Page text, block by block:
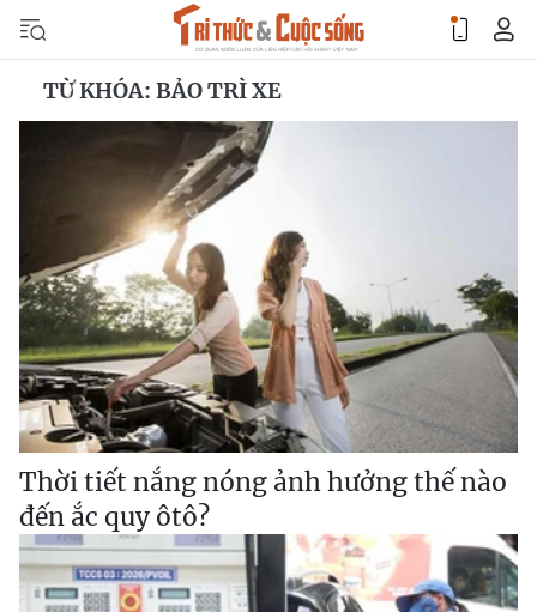
TỪ KHÓA: BẢO TRÌ XE
Thời tiết nắng nóng ảnh hưởng thế nào
đến ắc quy ôtô?